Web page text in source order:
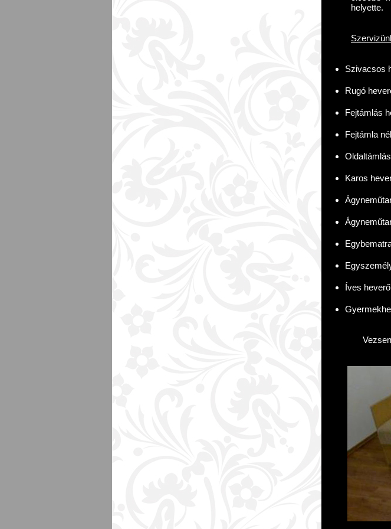
helyette.
Szivacsos
Rugó
Fejtámlás
Fejtámla
Karos
Íves heverő